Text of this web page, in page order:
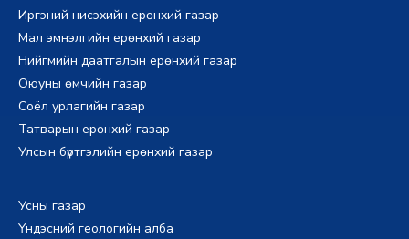
Иргэний нисэхийн ерөнхий газар
Мал эмнэлгийн ерөнхий газар
Нийгмийн даатгалын ерөнхий газар
Оюуны өмчийн газар
Соёл урлагийн газар
Татварын ерөнхий газар
Улсын бүртгэлийн ерөнхий газар
Усны газар
Үндэсний геологийн алба